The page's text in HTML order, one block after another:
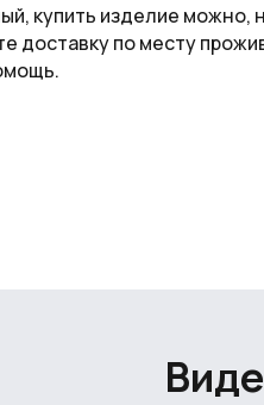
купить изделие
доставку по месту